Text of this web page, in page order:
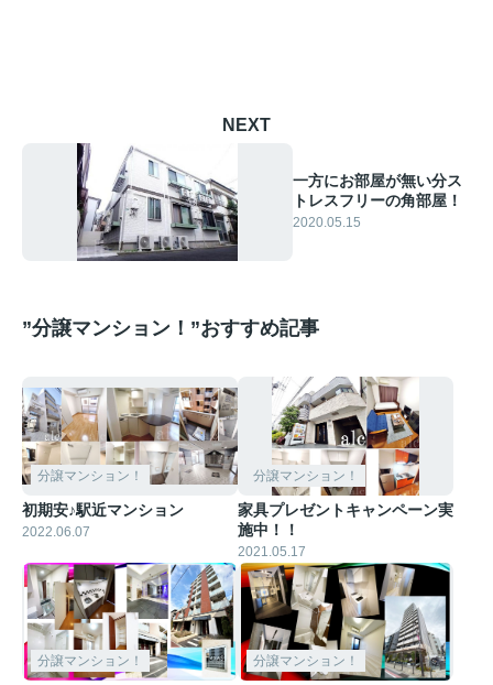
NEXT
一方にお部屋が無い分ス
トレスフリーの角部屋！
2020.05.15
”分譲マンション！”おすすめ記事
分譲マンション！
初期安♪駅近マンション
2022.06.07
分譲マンション！
家具プレゼントキャンペーン実
施中！！
2021.05.17
分譲マンション！ 分譲マンション！